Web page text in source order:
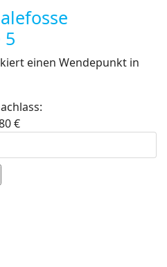
5
einen Wendepunkt in
€